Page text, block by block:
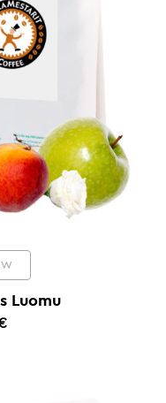
Luomu